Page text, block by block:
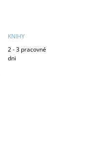
KNIHY
2 - 3 pracovné
dni